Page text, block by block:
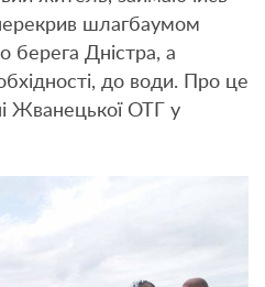
шлагбаумом
берега Дністра, а
до води. Про це
Жванецької ОТГ у